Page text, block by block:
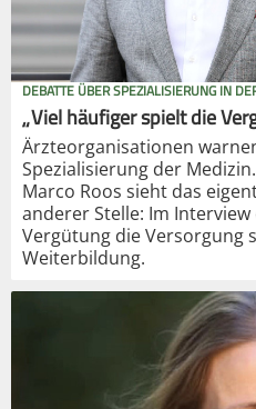
DEBATTE ÜBER SPEZIALISIERUNG IN
„Viel häufiger spielt die
Ärzteorganisationen
Spezialisierung der
Marco Roos sieht das
anderer Stelle: Im
Vergütung die Versorgung
Weiterbildung.